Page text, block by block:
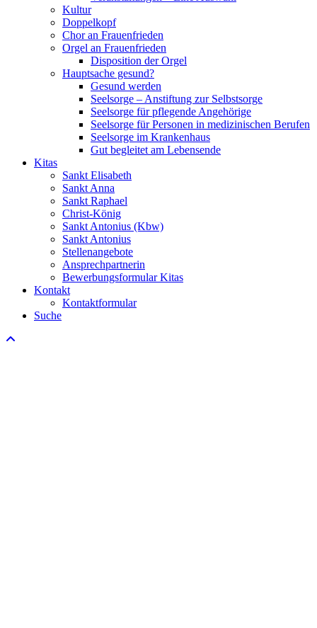
Kultur
Doppelkopf
Chor an Frauenfrieden
Orgel an Frauenfrieden
Disposition der Orgel
Hauptsache gesund?
Gesund werden
Seelsorge – Anstiftung zur Selbstsorge
Seelsorge für pflegende Angehörige
Seelsorge für Personen in medizinischen Berufen
Seelsorge im Krankenhaus
Gut begleitet am Lebensende
Kitas
Sankt Elisabeth
Sankt Anna
Sankt Raphael
Christ-König
Sankt Antonius (Kbw)
Sankt Antonius
Stellenangebote
Ansprechpartnerin
Bewerbungsformular Kitas
Kontakt
Kontaktformular
Suche